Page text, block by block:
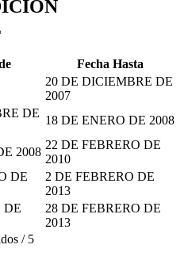
Fecha Hasta
20 DE DICIEMBRE DE
2007
DE
18 DE ENERO DE 2008
2008
22 DE FEBRERO DE
2010
DE
2 DE FEBRERO DE
2013
DE
28 DE FEBRERO DE
2013
/ 5